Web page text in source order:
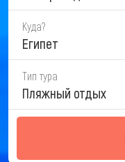
Куда?
Египет
Тип тура
Пляжный отдых